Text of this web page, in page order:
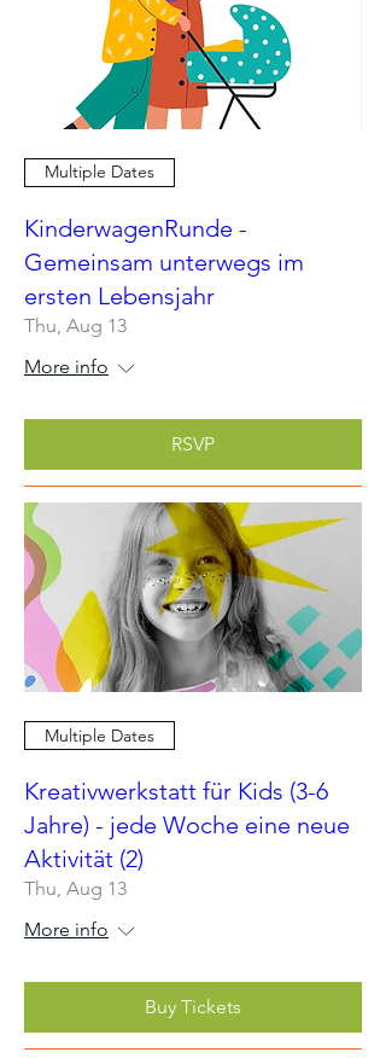
Multiple Dates
KinderwagenRunde -
Gemeinsam unterwegs im
ersten Lebensjahr
Thu, Aug 13
More info
RSVP
Multiple Dates
Kreativwerkstatt für Kids (3-6
Jahre) - jede Woche eine neue
Aktivität (2)
Thu, Aug 13
More info
Buy Tickets